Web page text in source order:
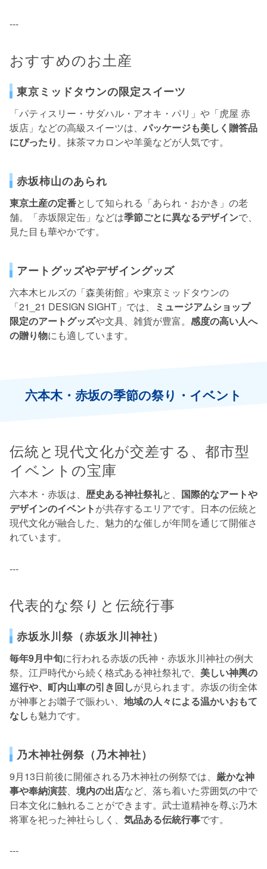
---
おすすめのお土産
東京ミッドタウンの限定スイーツ
「パティスリー・サダハル・アオキ・パリ」や「虎屋 赤
坂店」などの高級スイーツは、 パッケージも美しく贈答品
にぴったり。抹茶マカロンや羊羹などが人気です。
赤坂柿山のあられ
東京土産の定番として知られる「あられ・おかき」の老
舗。「赤坂限定缶」などは季節ごとに異なるデザインで、
見た目も華やかです。
アートグッズやデザイングッズ
六本木ヒルズの「森美術館」や東京ミッドタウンの
「21_21 DESIGN SIGHT」では、
ミュージアムショップ
限定のアートグッズや文具、雑貨が豊富。 感度の高い人へ
の贈り物にも適しています。
六本木・赤坂の季節の祭り・イベント
伝統と現代文化が交差する、都市型
イベントの宝庫
六本木・赤坂は、 歴史ある神社祭礼と、 国際的なアートや
デザインのイベントが共存するエリアです。日本の伝統と
現代文化が融合した、魅力的な催しが年間を通じて開催さ
れています。
---
代表的な祭りと伝統行事
赤坂氷川祭（赤坂氷川神社）
毎年9月中旬に行われる赤坂の氏神・赤坂氷川神社の例大
祭。江戸時代から続く格式ある神社祭礼で、 美しい神輿の
巡行や、町内山車の引き回しが見られます。赤坂の街全体
が神事とお囃子で賑わい、 地域の人々による温かいおもて
なし も魅力です。
乃木神社例祭（乃木神社）
9月13日前後に開催される乃木神社の例祭では、 厳かな神
事や奉納演芸
境内の出店など、落ち着いた雰囲気の中で
日本文化に触れることができます。武士道精神を尊ぶ乃木
将軍を祀った神社らしく、 気品ある伝統行事です。
---